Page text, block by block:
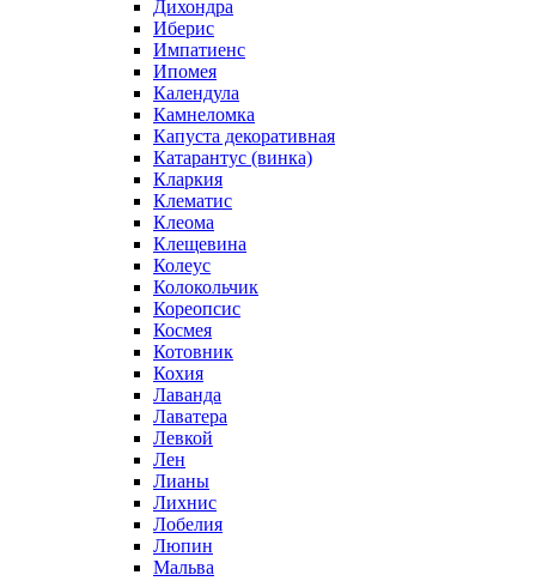
Дихондра
Иберис
Импатиенс
Ипомея
Календула
Камнеломка
Капуста декоративная
Катарантус (винка)
Кларкия
Клематис
Клеома
Клещевина
Колеус
Колокольчик
Кореопсис
Космея
Котовник
Кохия
Лаванда
Лаватера
Левкой
Лен
Лианы
Лихнис
Лобелия
Люпин
Мальва